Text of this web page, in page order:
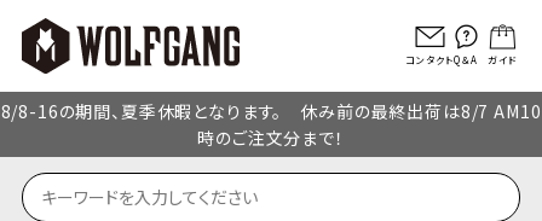
コンタクトQ＆A ガイド
8/8-16の期間、夏季休暇となります。 休み前の最終出荷は8/7 AM10
時のご注文分まで！